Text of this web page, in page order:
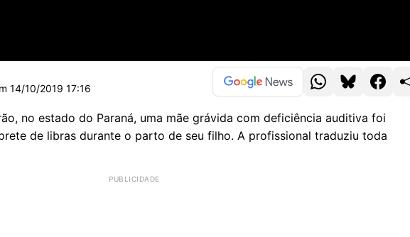
14/10/2019 17:16
no estado do Paraná, uma mãe grávida com deficiência auditiva foi
de libras durante o parto de seu filho. A profissional traduziu toda